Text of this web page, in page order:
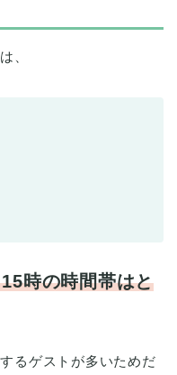
、
時の時間帯はと
るゲストが多いためだ